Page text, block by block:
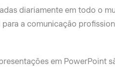
diariamente em todo o
a comunicação
em PowerPoint